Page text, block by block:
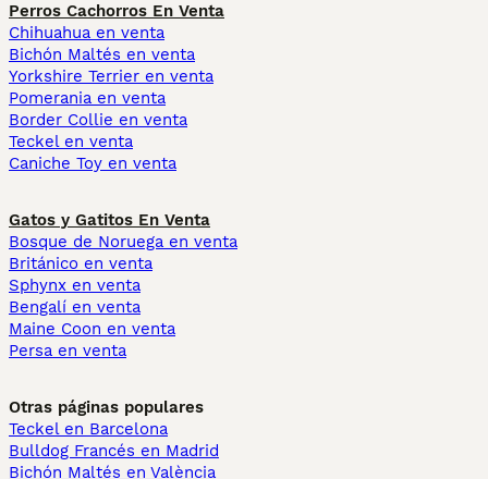
Perros Cachorros En Venta
Chihuahua en venta
Bichón Maltés en venta
Yorkshire Terrier en venta
Pomerania en venta
Border Collie en venta
Teckel en venta
Caniche Toy en venta
Gatos y Gatitos En Venta
Bosque de Noruega en venta
Británico en venta
Sphynx en venta
Bengalí en venta
Maine Coon en venta
Persa en venta
Otras páginas populares
Teckel en Barcelona
Bulldog Francés en Madrid
Bichón Maltés en València